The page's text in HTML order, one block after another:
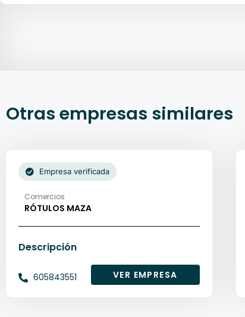
Otras empresas similares
Comercios
RÓTULOS MAZA
Descripción
605843551 VER EMPRESA
Empresa verificada